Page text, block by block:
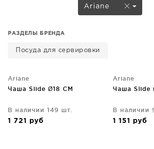
Ariane
РАЗДЕЛЫ БРЕНДА
Посуда для сервировки
Ariane
Чаша Slide Ø18 CM
В наличии 149 шт.
1 721 руб
Ariane
Чаша Slide
В наличии
1 151 руб